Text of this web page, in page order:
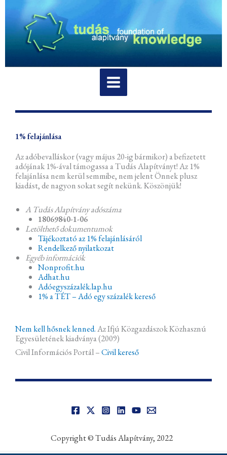
content
1% felajánlása
Az adóbevalláskor (vagy május 20-ig bármikor) a befizetett
adójának 1%-ával támogassa a Tudás Alapítványt! Az 1%
felajánlása nem kerül semmibe, nem jelent Önnek plusz
kiadást, de nagyon sokat segít nekünk. Köszönjük!
A Tudás Alapítvány adószáma
18069840-1-06
Letölthető dokumentumok
Tájékoztató az 1% felajánlásáról
Rendelkező nyilatkozat
Egyéb információk
Nonprofit.hu
Adhat.hu
Adóegyszázalék.lap.hu
1% a TÉT – Adó egy százalék kereső
Nem kell hősnek lenned.Az Ifjú Közgazdászok Közhasznú
Egyesületének kiadványa (2009)
Civil Információs Portál –Civil kereső
Copyright © Tudás Alapítvány, 2022